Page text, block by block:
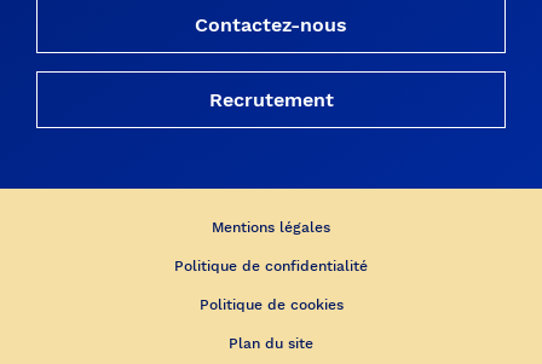
Contactez-nous
Recrutement
Mentions légales
Politique de confidentialité
Politique de cookies
Plan du site